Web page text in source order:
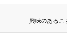
興味のあるこ